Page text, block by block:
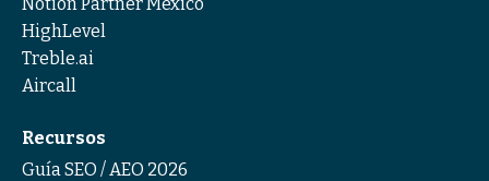
HighLevel
Treble.ai
Aircall
Recursos
Guía SEO / AEO 2026